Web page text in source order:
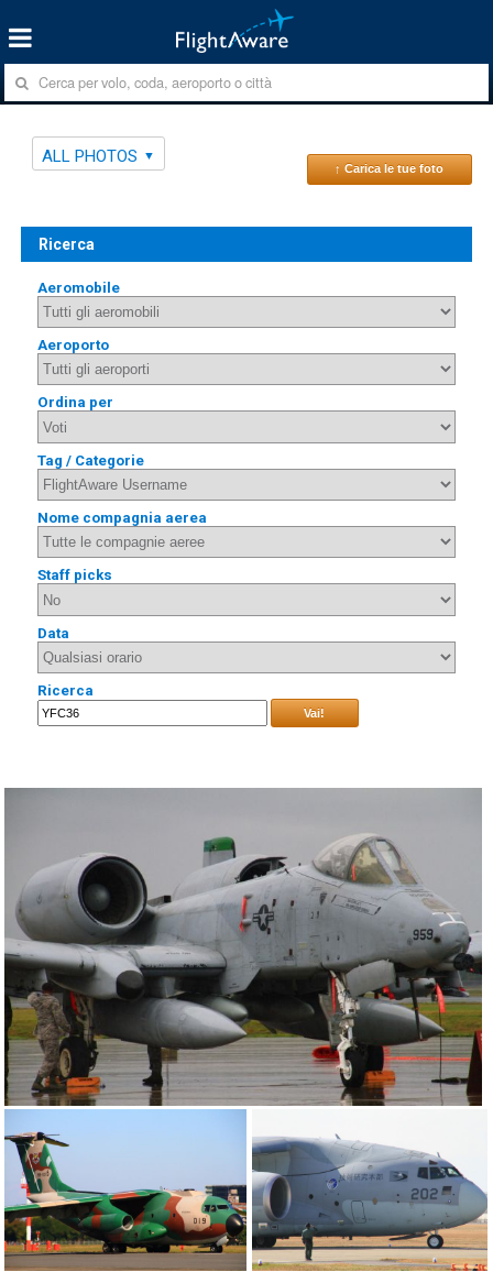
ALL PHOTOS
↑ Carica le tue foto
Ricerca
Aeromobile
Aeroporto
Ordina per
Tag / Categorie
Nome compagnia aerea
Staff picks
Data
Ricerca
Vai!